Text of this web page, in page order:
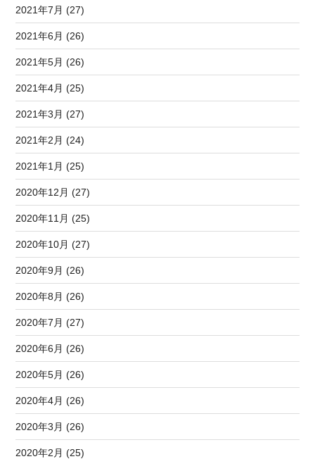
2021年7月 (27)
2021年6月 (26)
2021年5月 (26)
2021年4月 (25)
2021年3月 (27)
2021年2月 (24)
2021年1月 (25)
2020年12月 (27)
2020年11月 (25)
2020年10月 (27)
2020年9月 (26)
2020年8月 (26)
2020年7月 (27)
2020年6月 (26)
2020年5月 (26)
2020年4月 (26)
2020年3月 (26)
2020年2月 (25)